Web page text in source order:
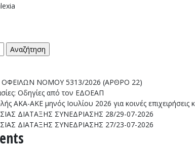
ΝΟΜΟΥ 5313/2026 (ΑΡΘΡΟ 22)
Οδηγίες από τον ΕΔΟΕΑΠ
ΑΚΑ-ΑΚΕ μηνός Ιουλίου 2026 για κοινές επιχειρήσεις
ΔΙΑΤΑΞΗΣ ΣΥΝΕΔΡΙΑΣΗΣ 28/29-07-2026
ΔΙΑΤΑΞΗΣ ΣΥΝΕΔΡΙΑΣΗΣ 27/23-07-2026